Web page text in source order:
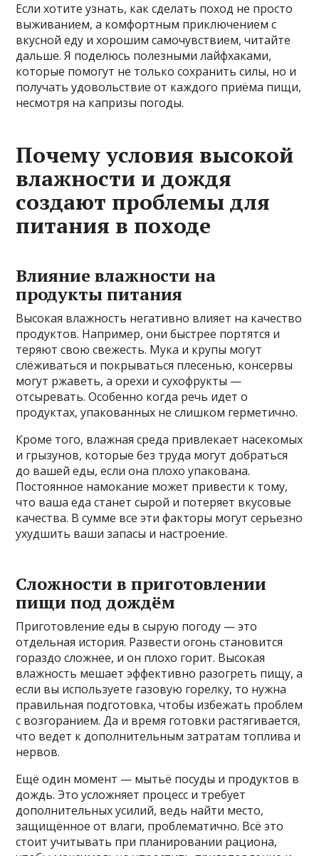
Если хотите узнать, как сделать поход не просто
выживанием, а комфортным приключением с
вкусной еду и хорошим самочувствием, читайте
дальше. Я поделюсь полезными лайфхаками,
которые помогут не только сохранить силы, но и
получать удовольствие от каждого приёма пищи,
несмотря на капризы погоды.
Почему условия высокой
влажности и дождя
создают проблемы для
питания в походе
Влияние влажности на
продукты питания
Высокая влажность негативно влияет на качество
продуктов. Например, они быстрее портятся и
теряют свою свежесть. Мука и крупы могут
слёживаться и покрываться плесенью, консервы
могут ржаветь, а орехи и сухофрукты —
отсыревать. Особенно когда речь идет о
продуктах, упакованных не слишком герметично.
Кроме того, влажная среда привлекает насекомых
и грызунов, которые без труда могут добраться
до вашей еды, если она плохо упакована.
Постоянное намокание может привести к тому,
что ваша еда станет сырой и потеряет вкусовые
качества. В сумме все эти факторы могут серьезно
ухудшить ваши запасы и настроение.
Сложности в приготовлении
пищи под дождём
Приготовление еды в сырую погоду — это
отдельная история. Развести огонь становится
гораздо сложнее, и он плохо горит. Высокая
влажность мешает эффективно разогреть пищу, а
если вы используете газовую горелку, то нужна
правильная подготовка, чтобы избежать проблем
с возгоранием. Да и время готовки растягивается,
что ведет к дополнительным затратам топлива и
нервов.
Ещё один момент — мытьё посуды и продуктов в
дождь. Это усложняет процесс и требует
дополнительных усилий, ведь найти место,
защищённое от влаги, проблематично. Всё это
стоит учитывать при планировании рациона,